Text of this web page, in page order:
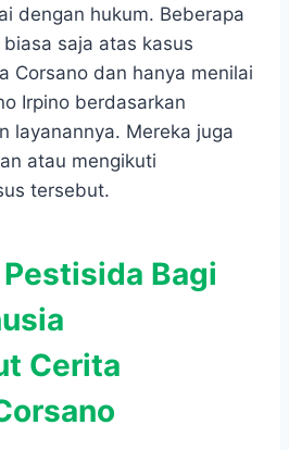
dengan hukum. Beberapa
saja atas kasus
Corsano dan hanya menilai
Irpino berdasarkan
layanannya. Mereka juga
atau mengikuti
tersebut.
Bagi
Cerita